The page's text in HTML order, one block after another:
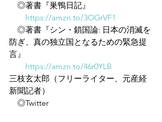
◎著書『巣鴨日記』
https://amzn.to/3OGrVF1
◎著書『シン・鎖国論: 日本の消滅を
防ぎ、真の独立国となるための緊急提
言』
https://amzn.to/46r0YLB
三枝玄太郎（フリーライター、元産経
新聞記者）
◎Twitter